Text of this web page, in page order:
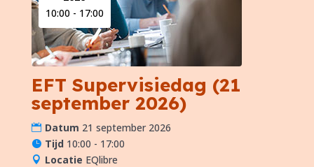
10:00 - 17:00
EFT Supervisiedag (21
september 2026)
Datum 21 september 2026
Tijd 10:00 - 17:00
Locatie EQlibre